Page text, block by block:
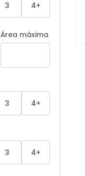
3 4+
Área máxima
3 4+
3 4+